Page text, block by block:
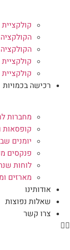
הקולקציה
רכישה בכמויות
מחברות
קופסאות
יומנים
פנקסים
לוחות
מארזים
אודותינו
שאלות נפוצות
צרו קשר